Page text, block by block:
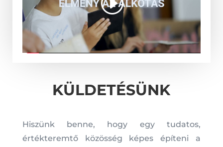
KÜLDETÉSÜNK
Hiszünk benne, hogy egy tudatos,
értékteremtő közösség képes építeni a